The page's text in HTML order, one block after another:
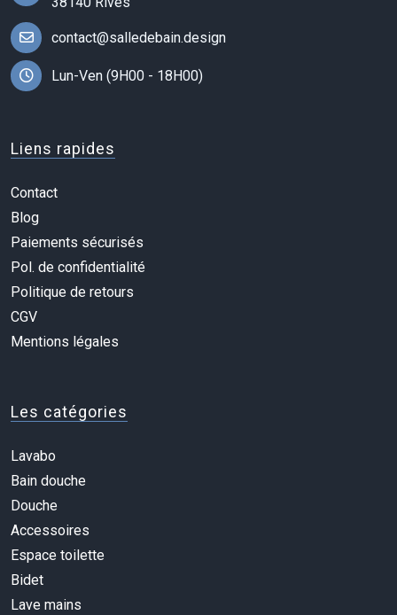
contact@salledebain.design
Lun-Ven (9H00 - 18H00)
Liens rapides
Contact
Blog
Paiements sécurisés
Pol. de confidentialité
Politique de retours
CGV
Mentions légales
Les catégories
Lavabo
Bain douche
Douche
Accessoires
Espace toilette
Bidet
Lave mains